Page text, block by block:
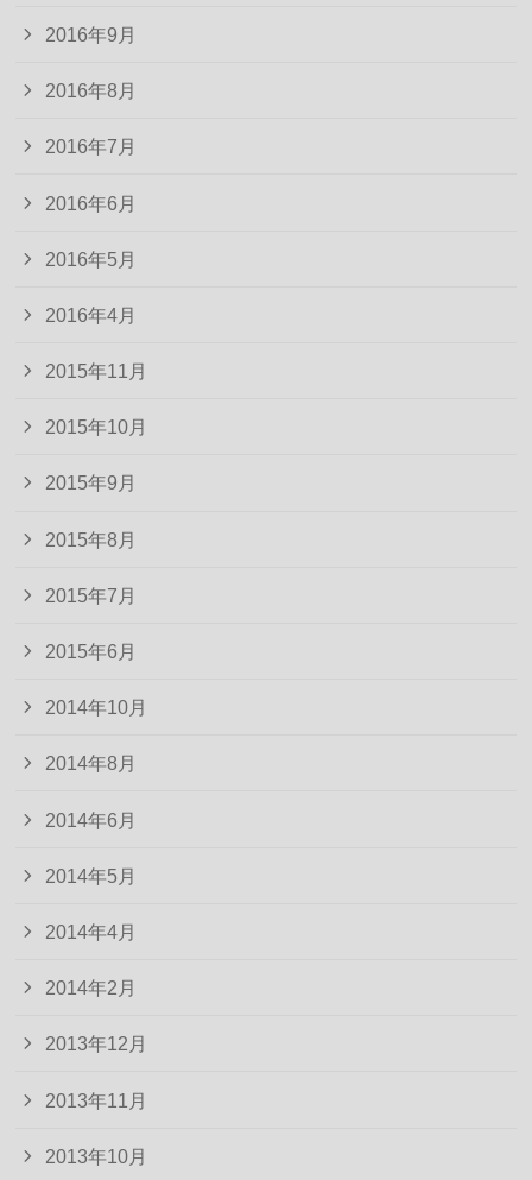
2016年9月
2016年8月
2016年7月
2016年6月
2016年5月
2016年4月
2015年11月
2015年10月
2015年9月
2015年8月
2015年7月
2015年6月
2014年10月
2014年8月
2014年6月
2014年5月
2014年4月
2014年2月
2013年12月
2013年11月
2013年10月